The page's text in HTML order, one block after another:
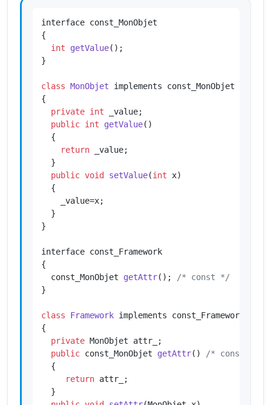
interface const_MonObjet
{
int
getValue() ;
}
class MonObjet implements const_MonObjet
{
private int _value;
public int getValue()
{
return _value;
  }
public void setValue(int x)
{
    _value=x;
  }
}
interface const_Framework
{
const_MonObjet getAttr() ;
/* const */
}
class Framework implements const_Framework
{
private MonObjet attr_;
public const_MonObjet getAttr()
/* const */
{
return attr_;
  }